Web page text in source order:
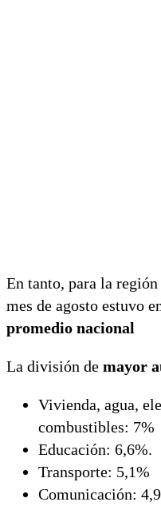
En tanto, para la región
mes de agosto estuvo
promedio nacional
La división de mayor
Vivienda, agua,
combustibles: 7%
Educación: 6,6%.
Transporte: 5,1%
Comunicación: